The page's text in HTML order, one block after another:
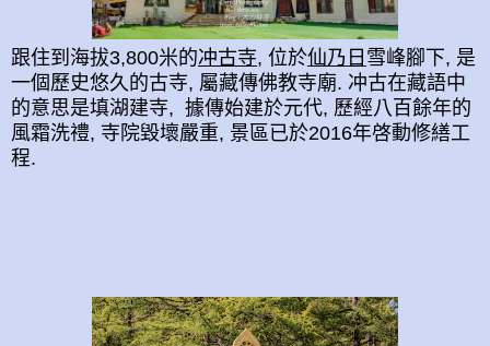
跟住到 海拔3,800米的冲古寺, 位於仙乃日 雪峰腳下, 是
一個歷史悠久的古寺, 屬藏傳佛教寺廟. 冲古在藏語中
的意思是填湖建寺, 據傳始建於元代, 歷經八百餘年的
風霜洗禮, 寺院毀壞嚴重, 景區已於2016年啓動修繕工
程.